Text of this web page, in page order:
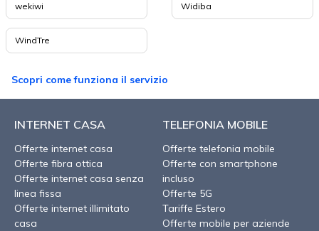
wekiwi Widiba
WindTre
Scopri come funziona il servizio
INTERNET CASA
Offerte internet casa
Offerte fibra ottica
Offerte internet casa senza
linea fissa
Offerte internet illimitato
casa
TELEFONIA MOBILE
Offerte telefonia mobile
Offerte con smartphone
incluso
Offerte 5G
Tariffe Estero
Offerte mobile per aziende